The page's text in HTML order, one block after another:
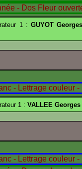
1 : GUYOT
1 : VALLEE Georges